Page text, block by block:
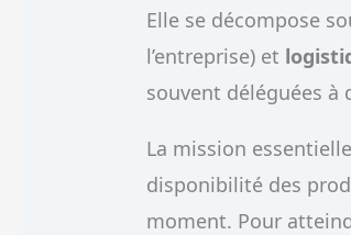
Elle se décompose
l’entreprise) et
souvent déléguées à
La mission
disponibilité des
moment. Pour